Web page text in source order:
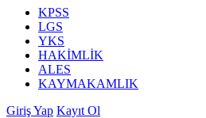
KPSS
LGS
YKS
HAKİMLİK
ALES
KAYMAKAMLIK
Giriş Yap Kayıt Ol